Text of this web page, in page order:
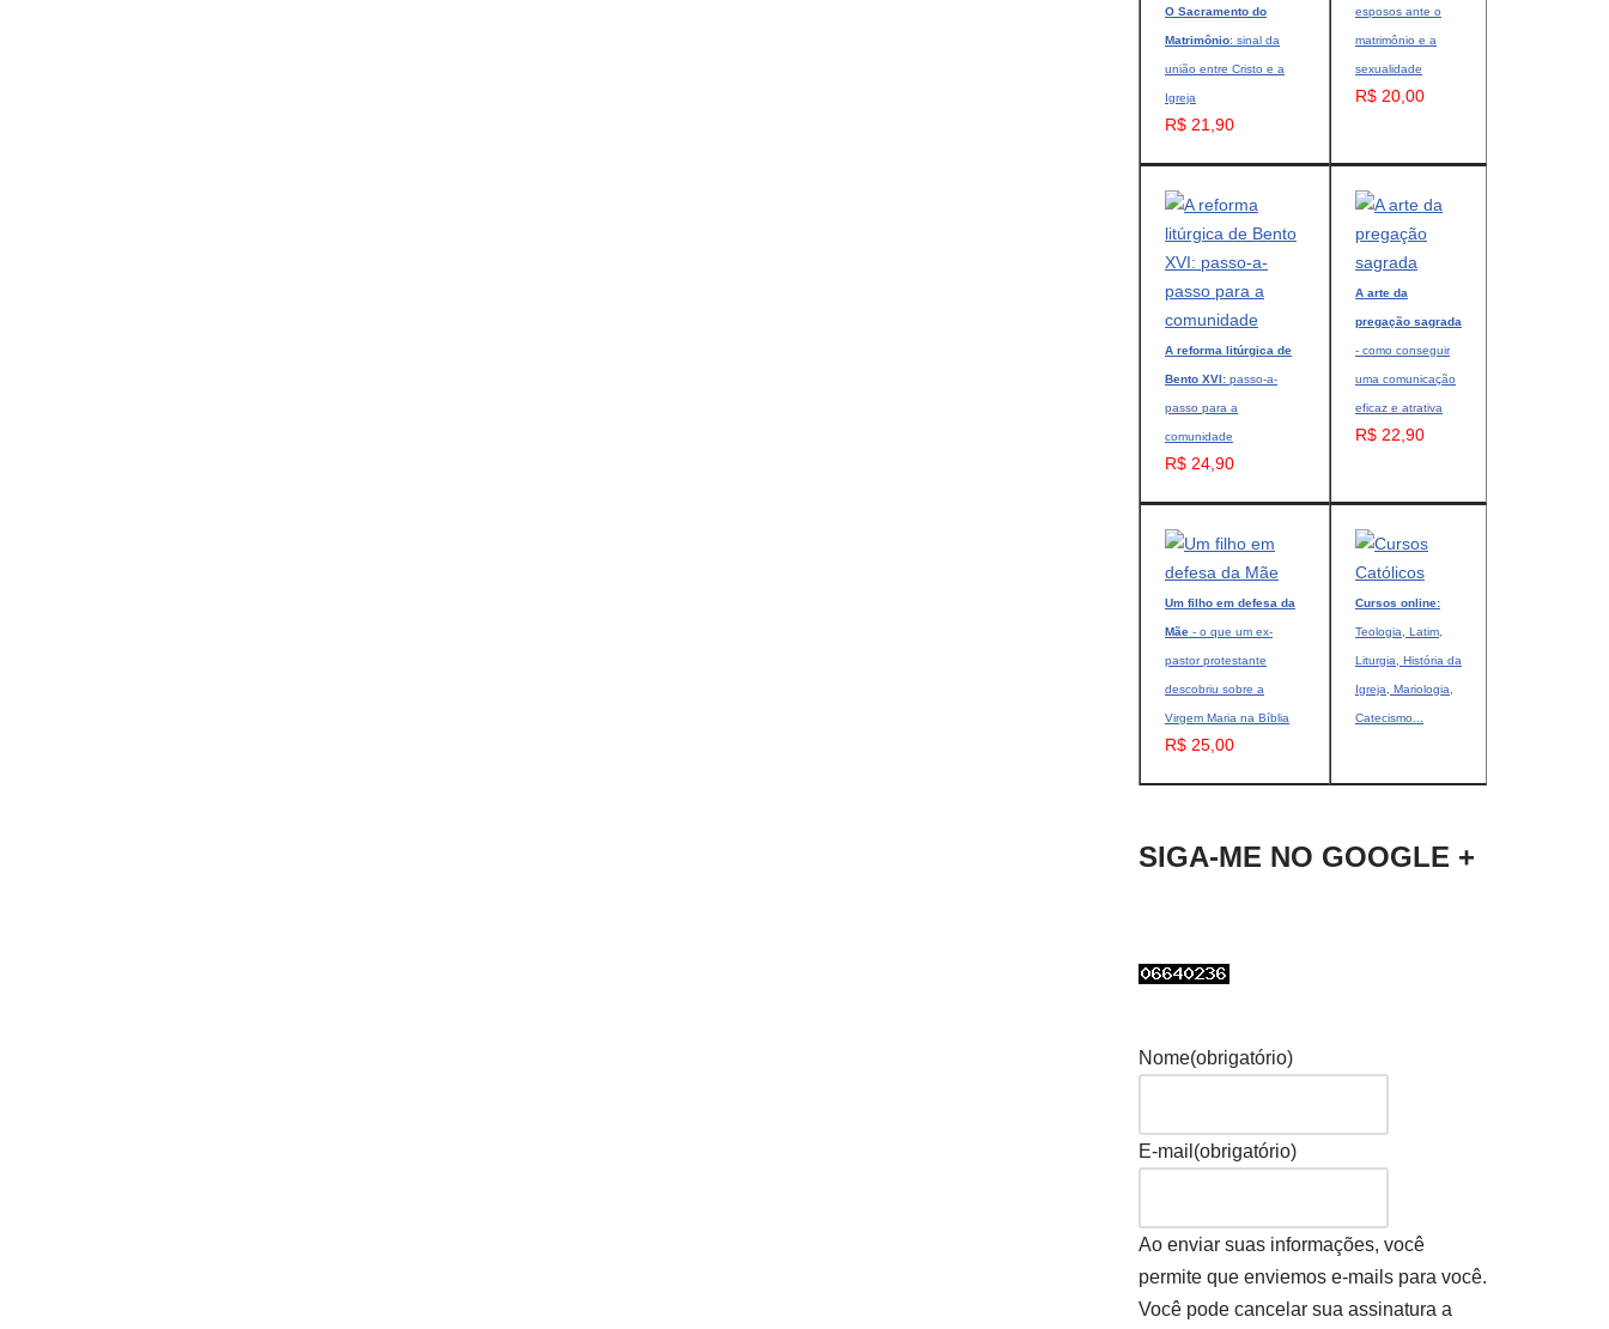
O Sacramento do
Matrimônio: sinal da
união entre Cristo e a
Igreja
R$ 21,90
esposos ante o
matrimônio e a
sexualidade
R$ 20,00
A reforma litúrgica de
Bento XVI: passo-a-
passo para a
comunidade
R$ 24,90
A arte da
pregação sagrada
- como conseguir
uma comunicação
eficaz e atrativa
R$ 22,90
Um filho em defesa da
Mãe - o que um ex-
pastor protestante
descobriu sobre a
Virgem Maria na Bíblia
R$ 25,00
Cursos online:
Teologia, Latim,
Liturgia, História da
Igreja, Mariologia,
Catecismo...
SIGA-ME NO GOOGLE +
Nome(obrigatório)
E-mail (obrigatório)
Ao enviar suas informações, você
permite que enviemos e-mails para você.
Você pode cancelar sua assinatura a